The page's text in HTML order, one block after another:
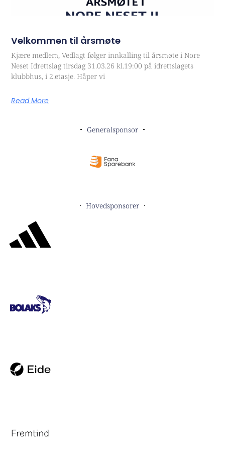
Velkommen til årsmøte
Kjære medlem, Vedlagt følger innkalling til årsmøte i Nore
Neset Idrettslag tirsdag 31.03.26 kl.19:00 på idrettslagets
klubbhus, i 2.etasje. Håper vi
Read More
Generalsponsor
Hovedsponsorer